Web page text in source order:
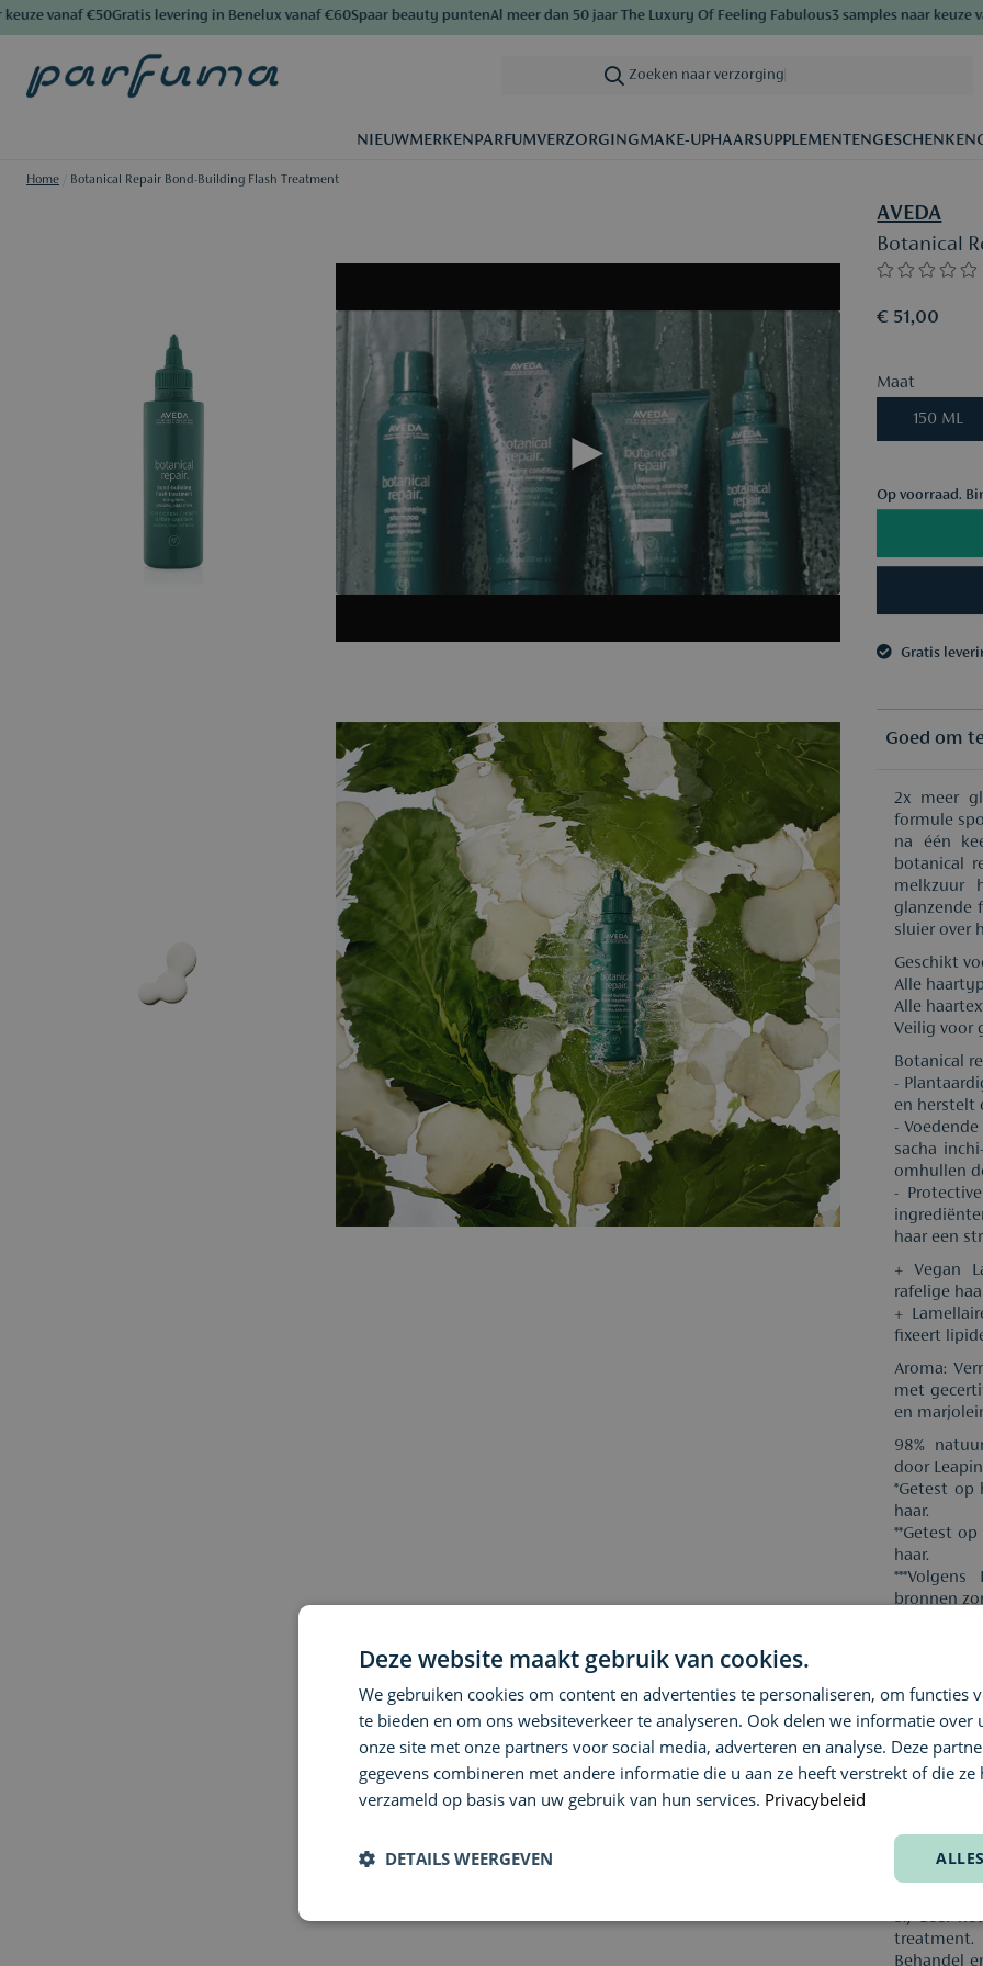
vanaf €50Gratis levering in Benelux vanaf €60Spaar beauty puntenAl meer dan 50 jaar The Luxury Of Feeling Fabulous3 samples naar keuze vanaf
Zoeken naar verzorging|
NIEUWMERKEN PARFUMVERZORGINGMAKE-UPHAARSUPPLEMENTENGESCHENKEN
Home Botanical Repair Bond-Building Flash Treatment
AVEDA
Botanical
€ 51,00
Maat
150 ML
Op voorraad.
Gratis
Goed om
2x meer
formule
na één
botanical
melkzuur
glanzende
sluier over
Geschikt
Alle
Alle
Veilig voor
Botanical
-
en herstelt
-
sacha
omhullen
-
haar een
+ Vegan
rafelige
+
fixeert
Aroma:
met
en
98%
door
*Getest op
haar.
**Getest
haar.
bronnen
Vrij van:
olie,
Dagelijks,
repair™
haar.
de
3 Step In-
1.) reinig
2.)
3.) Geef
treatment.
Behandel
Deze website maakt gebruik van cookies.
We gebruiken cookies om content en advertenties te personaliseren, om functies
te bieden en om ons websiteverkeer te analyseren. Ook delen we informatie over
onze site met onze partners voor social media, adverteren en analyse. Deze
gegevens combineren met andere informatie die u aan ze heeft verstrekt of die ze
verzameld op basis van uw gebruik van hun services. Privacybeleid
DETAILS WEERGEVEN